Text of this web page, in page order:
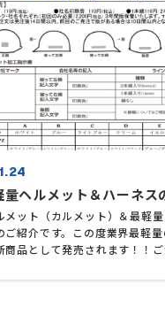
量ヘルメット＆ハーネ
メット（カルメット）＆最軽
ご紹介です。この度業界最軽
商品として発売されます！！
ます。ＦＡＸ：０４５－８６